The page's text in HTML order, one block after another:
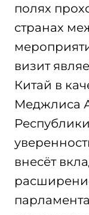
полях
странах
визит
Китай в
Меджлиса
внесёт